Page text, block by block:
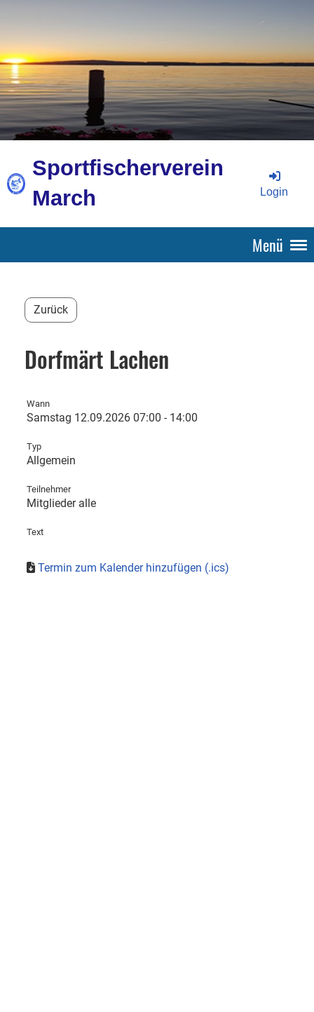
Sportfischerverein
March
Login
Menü
Zurück
Dorfmärt Lachen
Wann
Samstag 12.09.2026 07:00 - 14:00
Typ
Allgemein
Teilnehmer
Mitglieder alle
Text
Termin zum Kalender hinzufügen (.ics)